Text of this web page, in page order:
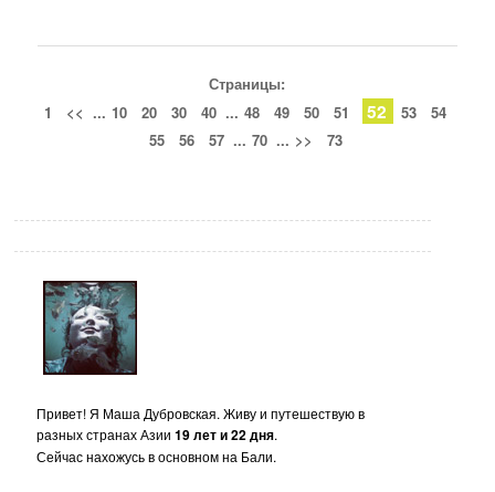
Страницы:
1
<< ... 10 20 30 40 ... 48 49 50 51 52 53
54
55
56 57 ... 70 ... >> 73
Привет! Я Маша Дубровская. Живу и путешествую в
разных странах Азии19 лет и 22 дня.
Сейчас нахожусь в основном на Бали.